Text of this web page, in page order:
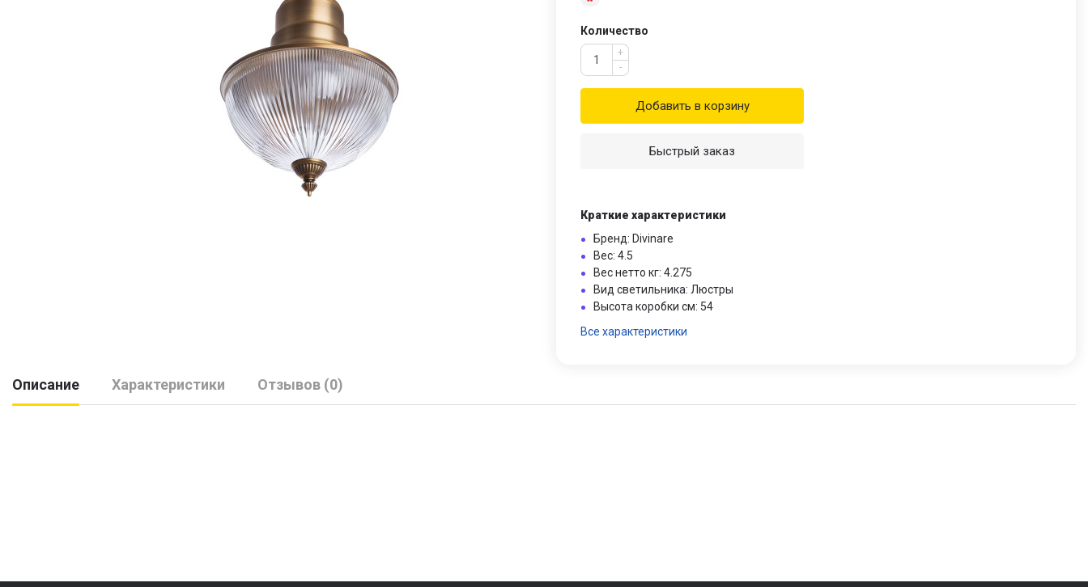
Количество
+
-
Добавить в корзину
Быстрый заказ
Краткие характеристики
Бренд: Divinare
Вес: 4.5
Вес нетто кг: 4.275
Вид светильника: Люстры
Высота коробки см: 54
Все характеристики
Описание Характеристики Отзывов (0)